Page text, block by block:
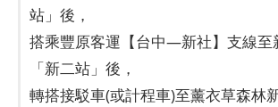
站」後，
搭乘豐原客運【台中—新社】支線至
「新二站」後，
轉搭接駁車(或計程車)至薰衣草森林新